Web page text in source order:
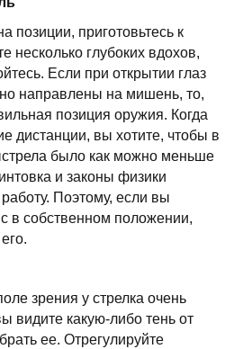
позиции, приготовьтесь к
несколько глубоких вдохов,
Если при открытии глаз
направлены на мишень, то,
позиция оружия. Когда
дистанции, вы хотите, чтобы в
было как можно меньше
и законы физики
Поэтому, если вы
в собственном положении,
зрения у стрелка очень
видите какую-либо тень от
ее. Отрегулируйте